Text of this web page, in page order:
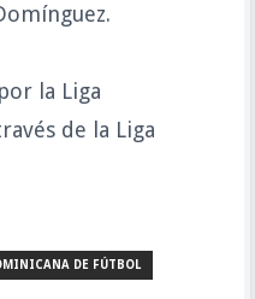
la Liga
de la Liga
DE FÚTBOL